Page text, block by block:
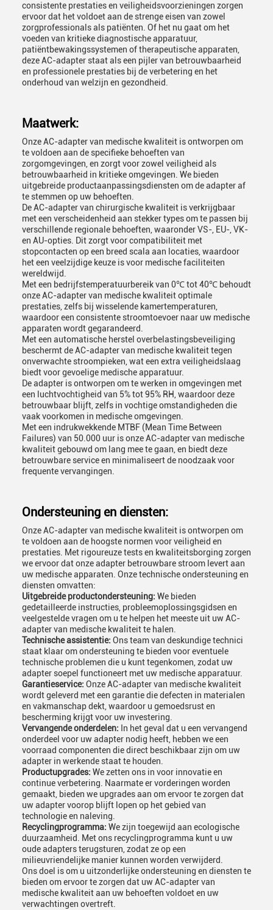
consistente prestaties en veiligheidsvoorzieningen zorgen
ervoor dat het voldoet aan de strenge eisen van zowel
zorgprofessionals als patiënten. Of het nu gaat om het
voeden van kritieke diagnostische apparatuur,
patiëntbewakingssystemen of therapeutische apparaten,
deze AC-adapter staat als een pijler van betrouwbaarheid
en professionele prestaties bij de verbetering en het
onderhoud van welzijn en gezondheid.
Maatwerk:
Onze AC-adapter van medische kwaliteit is ontworpen om
te voldoen aan de specifieke behoeften van
zorgomgevingen, en zorgt voor zowel veiligheid als
betrouwbaarheid in kritieke omgevingen. We bieden
uitgebreide productaanpassingsdiensten om de adapter af
te stemmen op uw behoeften.
De AC-adapter van chirurgische kwaliteit is verkrijgbaar
met een verscheidenheid aan stekker types om te passen bij
verschillende regionale behoeften, waaronder VS-, EU-, VK-
en AU-opties. Dit zorgt voor compatibiliteit met
stopcontacten op een breed scala aan locaties, waardoor
het een veelzijdige keuze is voor medische faciliteiten
wereldwijd.
Met een bedrijfstemperatuurbereik van 0℃ tot 40℃ behoudt
onze AC-adapter van medische kwaliteit optimale
prestaties, zelfs bij wisselende kamertemperaturen,
waardoor een consistente stroomtoevoer naar uw medische
apparaten wordt gegarandeerd.
Met een automatische herstel overbelastingsbeveiliging
beschermt de AC-adapter van medische kwaliteit tegen
onverwachte stroompieken, wat een extra veiligheidslaag
biedt voor gevoelige medische apparatuur.
De adapter is ontworpen om te werken in omgevingen met
een luchtvochtigheid van 5% tot 95% RH, waardoor deze
betrouwbaar blijft, zelfs in vochtige omstandigheden die
vaak voorkomen in medische omgevingen.
Met een indrukwekkende MTBF (Mean Time Between
Failures) van 50.000 uur is onze AC-adapter van medische
kwaliteit gebouwd om lang mee te gaan, en biedt deze
betrouwbare service en minimaliseert de noodzaak voor
frequente vervangingen.
Ondersteuning en diensten:
Onze AC-adapter van medische kwaliteit is ontworpen om
te voldoen aan de hoogste normen voor veiligheid en
prestaties. Met rigoureuze tests en kwaliteitsborging zorgen
we ervoor dat onze adapter betrouwbare stroom levert aan
uw medische apparaten. Onze technische ondersteuning en
diensten omvatten:
Uitgebreide productondersteuning: We bieden
gedetailleerde instructies, probleemoplossingsgidsen en
veelgestelde vragen om u te helpen het meeste uit uw AC-
adapter van medische kwaliteit te halen.
Technische assistentie: Ons team van deskundige technici
staat klaar om ondersteuning te bieden voor eventuele
technische problemen die u kunt tegenkomen, zodat uw
adapter soepel functioneert met uw medische apparatuur.
Garantieservice: Onze AC-adapter van medische kwaliteit
wordt geleverd met een garantie die defecten in materialen
en vakmanschap dekt, waardoor u gemoedsrust en
bescherming krijgt voor uw investering.
Vervangende onderdelen: In het geval dat u een vervangend
onderdeel voor uw adapter nodig heeft, hebben we een
voorraad componenten die direct beschikbaar zijn om uw
adapter in werkende staat te houden.
Productupgrades: We zetten ons in voor innovatie en
continue verbetering. Naarmate er vorderingen worden
gemaakt, bieden we upgrades aan om ervoor te zorgen dat
uw adapter voorop blijft lopen op het gebied van
technologie en naleving.
Recyclingprogramma: We zijn toegewijd aan ecologische
duurzaamheid. Met ons recyclingprogramma kunt u uw
oude adapters terugsturen, zodat ze op een
milieuvriendelijke manier kunnen worden verwijderd.
Ons doel is om u uitzonderlijke ondersteuning en diensten te
bieden om ervoor te zorgen dat uw AC-adapter van
medische kwaliteit aan uw behoeften voldoet en uw
verwachtingen overtreft.